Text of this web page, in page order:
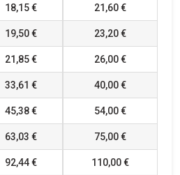
18,15 € 21,60 €
19,50 € 23,20 €
21,85 € 26,00 €
33,61 € 40,00 €
45,38 € 54,00 €
63,03 € 75,00 €
92,44 € 110,00 €